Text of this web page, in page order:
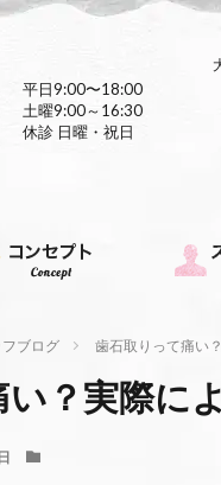
平日9:00〜18:00
土曜9:00～16:30
休診 日曜・祝日
ブログ 歯石取りって痛い
？実際に